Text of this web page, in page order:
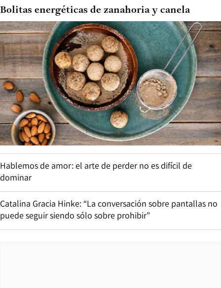
Bolitas energéticas de zanahoria y canela
Hablemos de amor: el arte de perder no es difícil de
dominar
Catalina Gracia Hinke: “La conversación sobre pantallas no
puede seguir siendo sólo sobre prohibir”